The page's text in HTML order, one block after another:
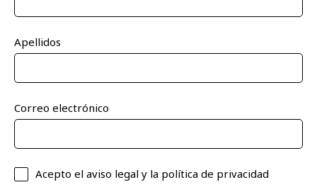
Apellidos
Correo electrónico
Acepto el aviso legal y la política de privacidad